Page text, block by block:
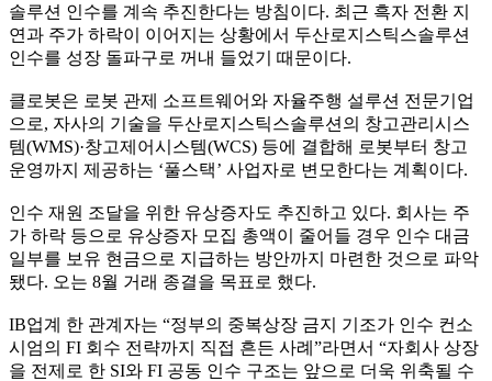
솔루션 인수를 계속 추진한다는 방침이다. 최근 흑자 전환 지
연과 주가 하락이 이어지는 상황에서 두산로지스틱스솔루션
인수를 성장 돌파구로 꺼내 들었기 때문이다.
클로봇은 로봇 관제 소프트웨어와 자율주행 설루션 전문기업
으로, 자사의 기술을 두산로지스틱스솔루션의 창고관리시스
템(WMS)·창고제어시스템(WCS) 등에 결합해 로봇부터 창고
운영까지 제공하는 ‘풀스택’ 사업자로 변모한다는 계획이다.
인수 재원 조달을 위한 유상증자도 추진하고 있다. 회사는 주
가 하락 등으로 유상증자 모집 총액이 줄어들 경우 인수 대금
일부를 보유 현금으로 지급하는 방안까지 마련한 것으로 파악
됐다. 오는 8월 거래 종결을 목표로 했다.
IB업계 한 관계자는 “정부의 중복상장 금지 기조가 인수 컨소
시엄의 FI 회수 전략까지 직접 흔든 사례”라면서 “자회사 상장
을 전제로 한 SI와 FI 공동 인수 구조는 앞으로 더욱 위축될 수